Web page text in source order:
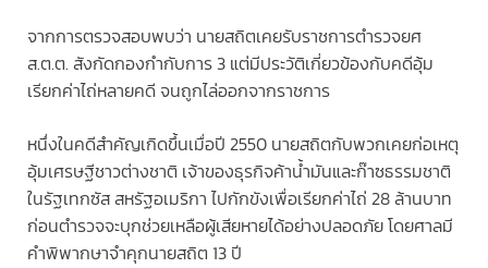
จากการตรวจสอบพบว่า นายสถิตเคยรับราชการตำรวจยศ
ส.ต.ต. สังกัดกองกำกับการ 3 แต่มีประวัติเกี่ยวข้องกับคดีอุ้ม
เรียกค่าไถ่หลายคดี จนถูกไล่ออกจากราชการ
หนึ่งในคดีสำคัญเกิดขึ้นเมื่อปี 2550 นายสถิตกับพวกเคยก่อเหตุ
อุ้มเศรษฐีชาวต่างชาติ เจ้าของธุรกิจค้าน้ำมันและก๊าซธรรมชาติ
ในรัฐเทกซัส สหรัฐอเมริกา ไปกักขังเพื่อเรียกค่าไถ่ 28 ล้านบาท
ก่อนตำรวจจะบุกช่วยเหลือผู้เสียหายได้อย่างปลอดภัย โดยศาลมี
คำพิพากษาจำคุกนายสถิต 13 ปี